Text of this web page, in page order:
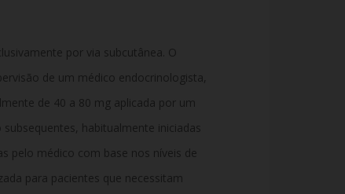
por via subcutânea. O
de um médico endocrinologista,
de 40 a 80 mg aplicada por um
habitualmente iniciadas
pelo médico com base nos níveis de
para pacientes que necessitam